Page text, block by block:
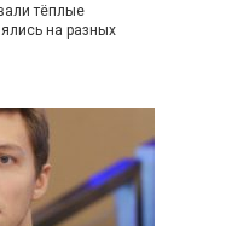
тёплые
на разных